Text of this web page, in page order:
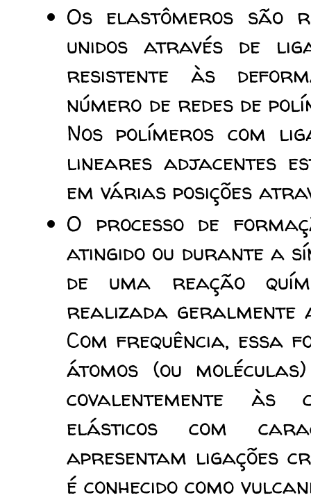
Os elastômeros são
unidos através de
resistente às
número de redes de
Nos polímeros com
lineares adjacentes
em várias posições
O processo de
atingido ou durante a
de uma reação
realizada geralmente
Com frequência, essa
átomos (ou
covalentemente às
elásticos com
apresentam ligações
é conhecido como